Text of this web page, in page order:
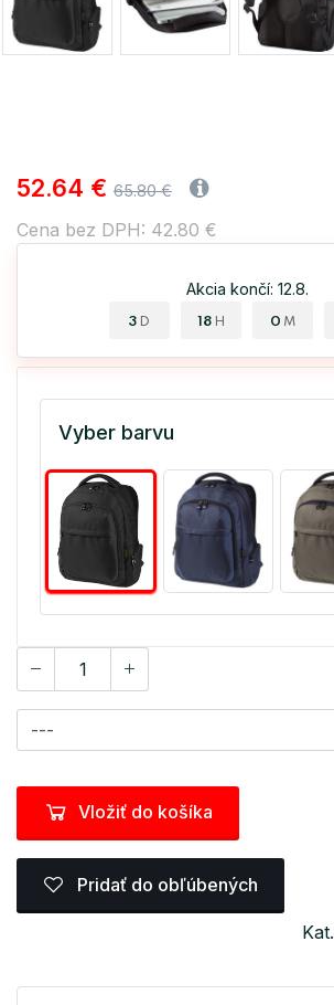
52.64 € 65.80 €
Cena bez DPH: 42.80 €
Akcia končí: 12.8.
3 D 18 H 0 M
Vyber barvu
Vložiť do košíka
Pridať do obľúbených